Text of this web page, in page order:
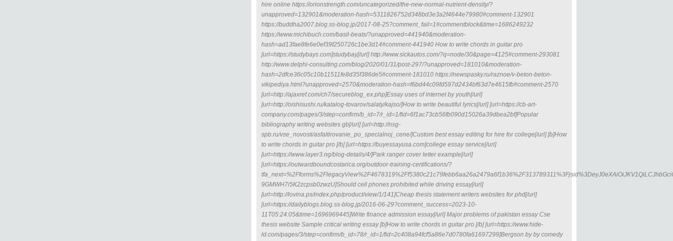
hire online https://orionstrength.com/uncategorized/the-new-normal-nutrient-density/?
unapproved=132901&moderation-hash=5311826752d348bd3e3a2f4644e79980#comment-132901
https://buddha2007.blog.ss-blog.jp/2017-08-25?comment_fail=1#commentblock&time=1686249232
https://www.michibuch.com/basil-beats/?unapproved=441940&moderation-
hash=ad13fae8fe6e0ef39f250726c1be3d14#comment-441940 How to write chords in guitar pro
[url=https://studybays.com]studybay[/url] http://www.sickautos.com/?q=node/30&page=4125#comment-293081
http://www.delphi-consulting.com/blog/2020/01/31/post-297/?unapproved=181010&moderation-
hash=2dfce36c05c10b11511fe8d35f386de5#comment-181010 https://newspasky.ru/raznoe/v-beton-beton-
vikipediya.html?unapproved=2570&moderation-hash=f6bd44c09fd597d2434bf63d7e4615fb#comment-2570
[url=http://ajaxref.com/ch7/secureblog_ex.php]Essay uses of internet by youth[/url]
[url=http://oishisushi.ru/katalog-tovarov/salaty/kajso/]How to write beautiful lyrics[/url] [url=https://cb-art-
company.com/pages/3/step=confirm/b_id=7/r_id=1/fid=6f1ac73cb56fb090d15026a39dbea2bf]Popular
bibliography writing websites gb[/url] [url=http://nsg-
spb.ru/vse_novosti/asfaltirovanie_po_specialnoj_cene/]Custom best essay editing for hire for college[/url] [b]How
to write chords in guitar pro [/b] [url=https://buyessayusa.com]college essay service[/url]
[url=https://www.layer3.ng/blog-details/4/]Park ranger cover letter example[/url]
[url=https://outwardboundcostarica.org/outdoor-training-certifications/?
9GMWH7i5K2zcpsb0zwzU]Should cell phones prohibited while driving essay[/url]
[url=http://lovina.ps/index.php/product/view/1/141]Cheap thesis statement writers websites for phd[/url]
[url=https://dailyblogs.blog.ss-blog.jp/2016-06-29?comment_success=2023-10-
11T05:24:05&time=1696969445]Write finance admission essay[/url] Major problems of pakistan essay Cse
thesis website Sample critical writing essay [b]How to write chords in guitar pro [/b] [url=https://www.hide-
ld.com/pages/3/step=confirm/b_id=78/r_id=1/fid=2c408a94fcf5a86e7d0780fa61697299]Bergson by by comedy